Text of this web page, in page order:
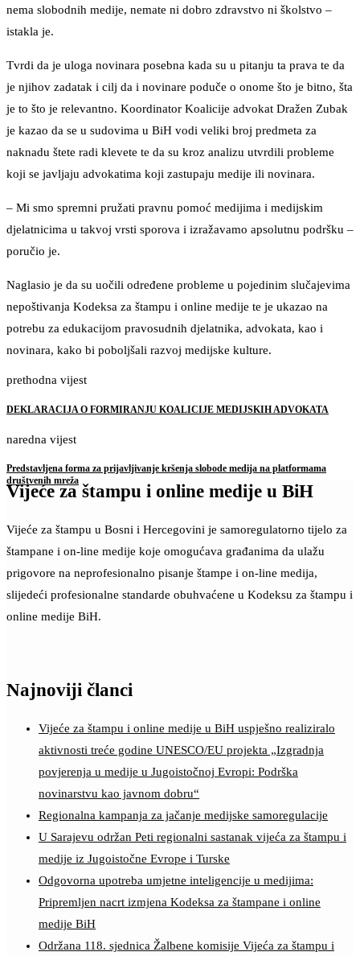
nema slobodnih medije, nemate ni dobro zdravstvo ni školstvo –
istakla je.
Tvrdi da je uloga novinara posebna kada su u pitanju ta prava te da
je njihov zadatak i cilj da i novinare poduče o onome što je bitno, šta
je to što je relevantno. Koordinator Koalicije advokat Dražen Zubak
je kazao da se u sudovima u BiH vodi veliki broj predmeta za
naknadu štete radi klevete te da su kroz analizu utvrdili probleme
koji se javljaju advokatima koji zastupaju medije ili novinara.
– Mi smo spremni pružati pravnu pomoć medijima i medijskim
djelatnicima u takvoj vrsti sporova i izražavamo apsolutnu podršku –
poručio je.
Naglasio je da su uočili određene probleme u pojedinim slučajevima
nepoštivanja Kodeksa za štampu i online medije te je ukazao na
potrebu za edukacijom pravosudnih djelatnika, advokata, kao i
novinara, kako bi poboljšali razvoj medijske kulture.
prethodna vijest
DEKLARACIJA O FORMIRANJU KOALICIJE MEDIJSKIH ADVOKATA
naredna vijest
Predstavljena forma za prijavljivanje kršenja slobode medija na platformama
društvenih mreža
Vijeće za štampu i online medije u BiH
Vijeće za štampu u Bosni i Hercegovini je samoregulatorno tijelo za
štampane i on-line medije koje omogućava građanima da ulažu
prigovore na neprofesionalno pisanje štampe i on-line medija,
slijedeći profesionalne standarde obuhvaćene u Kodeksu za štampu i
online medije BiH.
Najnoviji članci
Vijeće za štampu i online medije u BiH uspješno realiziralo
aktivnosti treće godine UNESCO/EU projekta „Izgradnja
povjerenja u medije u Jugoistočnoj Evropi: Podrška
novinarstvu kao javnom dobru“
Regionalna kampanja za jačanje medijske samoregulacije
U Sarajevu održan Peti regionalni sastanak vijeća za štampu i
medije iz Jugoistočne Evrope i Turske
Odgovorna upotreba umjetne inteligencije u medijima:
Pripremljen nacrt izmjena Kodeksa za štampane i online
medije BiH
Održana 118. sjednica Žalbene komisije Vijeća za štampu i